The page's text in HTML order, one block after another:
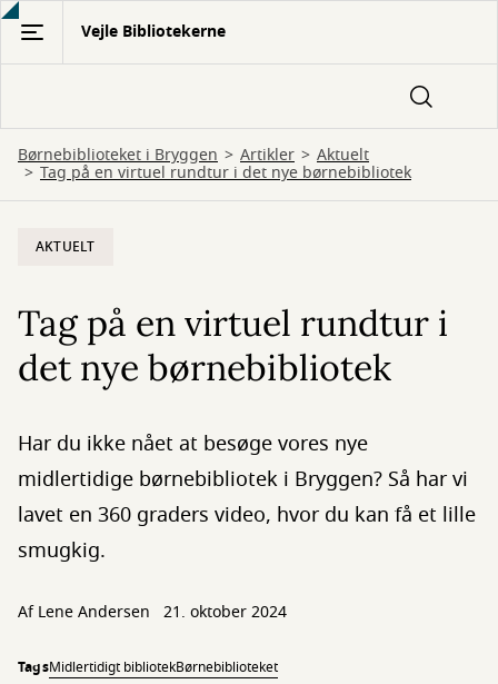
Gå
hovedindhold
Vejle Bibliotekerne
Børnebiblioteket i Bryggen Artikler Aktuelt
Tag på en virtuel rundtur i det nye børnebibliotek
AKTUELT
Tag på en virtuel rundtur i
det nye børnebibliotek
Har du ikke nået at besøge vores nye
midlertidige børnebibliotek i Bryggen? Så har vi
lavet en 360 graders video, hvor du kan få et lille
smugkig.
AfLene Andersen 21. oktober 2024
TagsMidlertidigt bibliotekBørnebiblioteket